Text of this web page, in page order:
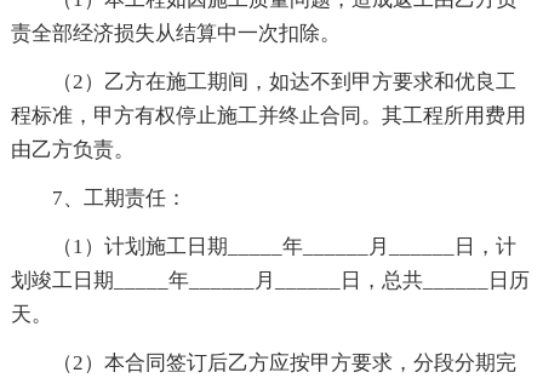
责全部经济损失从结算中一次扣除。
（2）乙方在施工期间，如达不到甲方要求和优良工
程标准，甲方有权停止施工并终止合同。其工程所用费用
由乙方负责。
7、工期责任：
（1）计划施工日期_____年______月______日，计
划竣工日期_____年______月______日，总共______日历
天。
（2）本合同签订后乙方应按甲方要求，分段分期完